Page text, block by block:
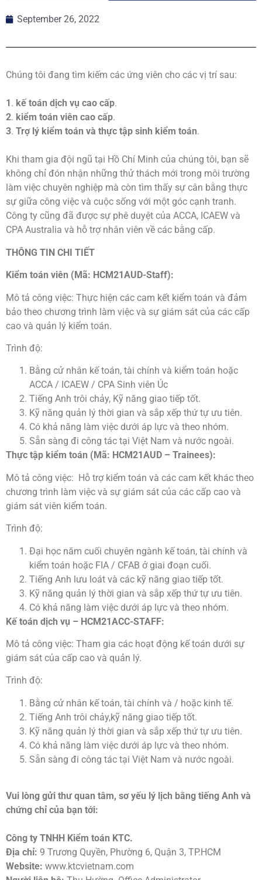
September 26, 2022
Chúng tôi đang tìm kiếm các ứng viên cho các vị trí sau:
1 . kế toán dịch vụ cao cấp.
2. kiểm toán viên cao cấp.
3. Trợ lý kiểm toán và thực tập sinh kiểm toán.
Khi tham gia đội ngũ tại Hồ Chí Minh của chúng tôi, bạn sẽ
không chỉ đón nhận những thử thách mới trong môi trường
làm việc chuyên nghiệp mà còn tìm thấy sự cân bằng thực
sự giữa công việc và cuộc sống với một góc cạnh tranh.
Công ty cũng đã được sự phê duyệt của ACCA, ICAEW và
CPA Australia và hỗ trợ nhân viên về các bằng cấp.
THÔNG TIN CHI TIẾT
Kiểm toán viên (Mã: HCM21AUD-Staff):
Mô tả công việc: Thực hiện các cam kết kiểm toán và đảm
bảo theo chương trình làm việc và sự giám sát của các cấp
cao và quản lý kiểm toán.
Trình độ:
Bằng cử nhân kế toán, tài chính và kiểm toán hoặc
ACCA / ICAEW / CPA Sinh viên Úc
Tiếng Anh trôi chảy, Kỹ năng giao tiếp tốt.
Kỹ năng quản lý thời gian và sắp xếp thứ tự ưu tiên.
Có khả năng làm việc dưới áp lực và theo nhóm.
Sẵn sàng đi công tác tại Việt Nam và nước ngoài.
Thực tập kiểm toán (Mã: HCM21AUD – Trainees):
Mô tả công việc: Hỗ trợ kiểm toán và các cam kết khác theo
chương trình làm việc và sự giám sát của các cấp cao và
giám sát viên kiểm toán.
Trình độ:
Đại học năm cuối chuyên ngành kế toán, tài chính và
kiểm toán hoặc FIA / CFAB ở giai đoạn cuối.
Tiếng Anh lưu loát và các kỹ năng giao tiếp tốt.
Kỹ năng quản lý thời gian và sắp xếp thứ tự ưu tiên.
Có khả năng làm việc dưới áp lực và theo nhóm.
Kế toán dịch vụ – HCM21ACC-STAFF:
Mô tả công việc: Tham gia các hoạt động kế toán dưới sự
giám sát của cấp cao và quản lý.
Trình độ:
Bằng cử nhân kế toán, tài chính và / hoặc kinh tế.
Tiếng Anh trôi chảy,kỹ năng giao tiếp tốt.
Kỹ năng quản lý thời gian và sắp xếp thứ tự ưu tiên.
Có khả năng làm việc dưới áp lực và theo nhóm.
Sẵn sàng đi công tác tại Việt Nam và nước ngoài.
Vui lòng gửi thư quan tâm, sơ yếu lý lịch bằng tiếng Anh và
chứng chỉ của bạn tới:
Công ty TNHH Kiểm toán KTC.
Địa chỉ: 9 Trương Quyền, Phường 6, Quận 3, TP.HCM
Website: www.ktcvietnam.com